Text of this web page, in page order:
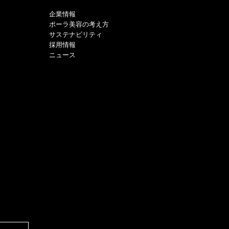
企業情報
ポーラ美容の考え方
サステナビリティ
採用情報
ニュース